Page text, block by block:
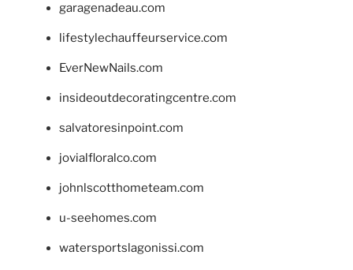
garagenadeau.com
lifestylechauffeurservice.com
EverNewNails.com
insideoutdecoratingcentre.com
salvatoresinpoint.com
jovialfloralco.com
johnlscotthometeam.com
u-seehomes.com
watersportslagonissi.com